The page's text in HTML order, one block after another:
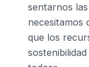
sentarnos
necesitamos
que los